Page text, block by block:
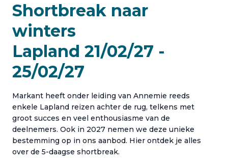
Shortbreak naar
winters
Lapland 21/02/27 -
25/02/27
Markant heeft onder leiding van Annemie reeds
enkele Lapland reizen achter de rug, telkens met
groot succes en veel enthousiasme van de
deelnemers. Ook in 2027 nemen we deze unieke
bestemming op in ons aanbod. Hier ontdek je alles
over de 5-daagse shortbreak.